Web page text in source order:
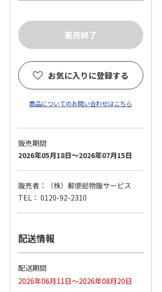
お気に入りに登録する
商品についてのお問い合わせはこちら
販売期間
2026年05月18日～2026年07月15日
販売者：（株）郵便局物販サービス
TEL： 0120-92-2310
配送情報
配送期間
2026年06月11日～2026年08月20日